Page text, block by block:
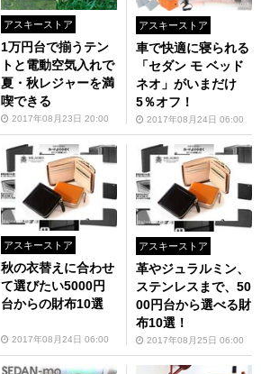
アスキーストア
1万円台で揃うテン
トと電動空気入れで
夏・秋レジャーを満
喫できる
2017年08月23日 20:00
アスキーストア
車で快適に寝られる
「セダン モ ベッド
ネオ」がいまだけ
5％オフ！
2017年08月24日 06:00
アスキーストア
秋の衣替えに合わせ
て選びたい5000円
台からの財布10選
2017年08月24日 06:00
アスキーストア
革やジュラルミン、
ステンレスまで、50
00円台から選べる財
布10選！
2017年08月25日 06:00